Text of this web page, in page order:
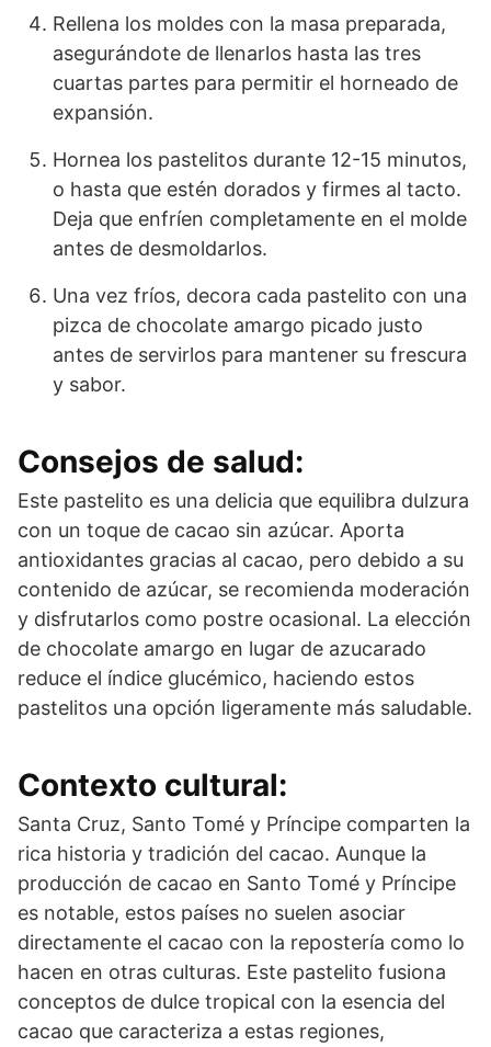
Rellena los moldes con la masa preparada,
asegurándote de llenarlos hasta las tres
cuartas partes para permitir el horneado de
expansión.
Hornea los pastelitos durante 12-15 minutos,
o hasta que estén dorados y firmes al tacto.
Deja que enfríen completamente en el molde
antes de desmoldarlos.
Una vez fríos, decora cada pastelito con una
pizca de chocolate amargo picado justo
antes de servirlos para mantener su frescura
y sabor.
Consejos de salud:
Este pastelito es una delicia que equilibra dulzura
con un toque de cacao sin azúcar. Aporta
antioxidantes gracias al cacao, pero debido a su
contenido de azúcar, se recomienda moderación
y disfrutarlos como postre ocasional. La elección
de chocolate amargo en lugar de azucarado
reduce el índice glucémico, haciendo estos
pastelitos una opción ligeramente más saludable.
Contexto cultural:
Santa Cruz, Santo Tomé y Príncipe comparten la
rica historia y tradición del cacao. Aunque la
producción de cacao en Santo Tomé y Príncipe
es notable, estos países no suelen asociar
directamente el cacao con la repostería como lo
hacen en otras culturas. Este pastelito fusiona
conceptos de dulce tropical con la esencia del
cacao que caracteriza a estas regiones,